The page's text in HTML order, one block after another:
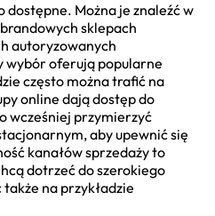
dostępne. Można je znaleźć w
sklepach
autoryzowanych
wybór oferują popularne
często można trafić na
online dają dostęp do
wcześniej przymierzyć
aby upewnić się
kanałów sprzedaży to
dotrzeć do szerokiego
na przykładzie